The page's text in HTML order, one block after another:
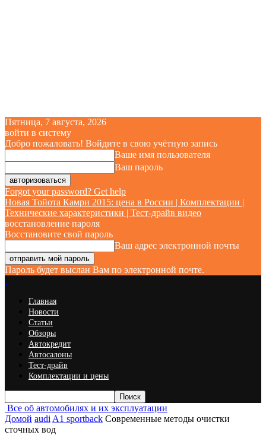
Пятница, 7 августа, 2026
войти в систему
Добро пожаловать! Войдите в свою учётную запись
Ваше имя пользователя
Ваш пароль
Forgot your password? Get help
Новая Тойота Камри 2015: цена в России | Комплектации |
Технические характеристики | Тест-драйв видео
восстановление пароля
Восстановите свой пароль
Ваш адрес электронной почты
Пароль будет выслан Вам по электронной почте.
Главная
Новости
Статьи
Обзоры
Автокредит
Автосалоны
Тест-драйв
Комплектации и цены
Все об автомобилях и их эксплуатации
Домой audi A1 sportback Современные методы очистки
сточных вод